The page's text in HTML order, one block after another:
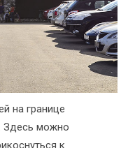
на границе
Здесь можно
к